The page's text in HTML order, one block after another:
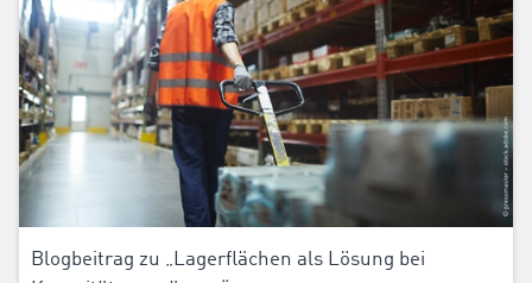
Blogbeitrag zu „Lagerflächen als Lösung bei